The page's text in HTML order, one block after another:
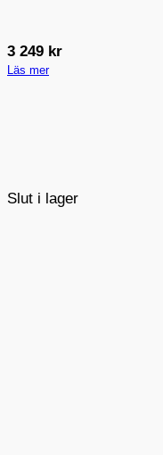
Slut i lager
3 249 kr
Läs mer